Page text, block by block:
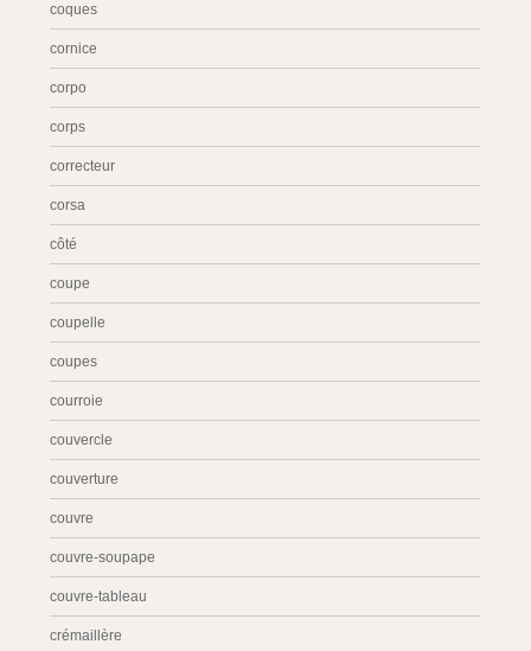
coques
cornice
corpo
corps
correcteur
corsa
côté
coupe
coupelle
coupes
courroie
couvercle
couverture
couvre
couvre-soupape
couvre-tableau
crémaillère